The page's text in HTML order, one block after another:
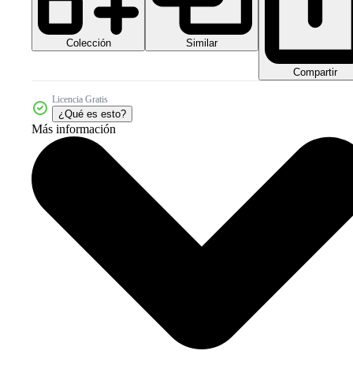
Colección Similar
Compartir
Licencia Gratis
¿Qué es esto?
Más información